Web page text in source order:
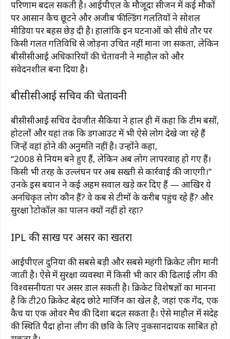
परिणाम बदल सकती है। आईपीएल के मौजूदा सीजन में कई मौकों
पर आसान कैच छूटने और अजीब फील्डिंग गलतियों ने सोशल
मीडिया पर बहस छेड़ दी है। हालांकि इन घटनाओं को सीधे तौर पर
किसी गलत गतिविधि से जोड़ना उचित नहीं माना जा सकता, लेकिन
बीसीसीआई अधिकारियों की चेतावनी ने माहौल को और
संवेदनशील बना दिया है।
बीसीसीआई सचिव की चेतावनी
बीसीसीआई सचिव देवजीत सैकिया ने हाल ही में कहा कि टीम बसों,
होटलों और यहां तक कि डगआउट में भी ऐसे लोग देखे जा रहे हैं
जिन्हें वहां होने की अनुमति नहीं है। उन्होंने कहा,
“2008 से नियम बने हुए हैं, लेकिन अब लोग लापरवाह हो गए हैं।
किसी भी तरह के उल्लंघन पर अब सख्ती से कार्रवाई की जाएगी।”
उनके इस बयान ने कई अहम सवाल खड़े कर दिए हैं — आखिर ये
अनधिकृत लोग कौन हैं? वे कब से टीमों के करीब पहुंच रहे हैं? और
सुरक्षा प्रोटोकॉल का पालन क्यों नहीं हो रहा?
IPL की साख पर असर का खतरा
आईपीएल दुनिया की सबसे बड़ी और सबसे महंगी क्रिकेट लीग मानी
जाती है। ऐसे में सुरक्षा व्यवस्था में किसी भी प्रकार की ढिलाई लीग की
विश्वसनीयता पर असर डाल सकती है। क्रिकेट विशेषज्ञों का मानना
है कि टी20 क्रिकेट बेहद छोटे मार्जिन का खेल है, जहां एक गेंद, एक
कैच या एक ओवर मैच की दिशा बदल सकता है। ऐसे माहौल में संदेह
की स्थिति पैदा होना लीग की छवि के लिए नुकसानदायक साबित हो